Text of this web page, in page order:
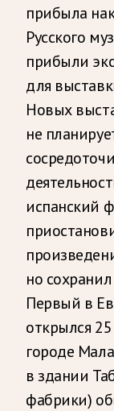
прибыла
Русского
прибыли
для
Новых
не
испанский
но
Первый в
открылся
городе
в здании
фабрики)